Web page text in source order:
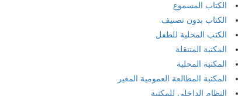
الكتاب المسموع
الكتاب بدون تصنيف
الكتب المحلية للطفل
المكتبة المتنقلة
المكتبة المحلية
المكتبة المطالعة العمومية المغير
النظام الداخلي للمكتبة